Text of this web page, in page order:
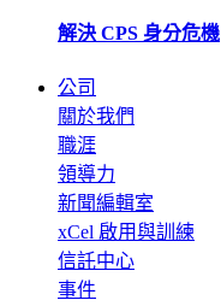
解決 CPS 身分危機
公司
關於我們
職涯
領導力
新聞編輯室
xCel 啟用與訓練
信託中心
事件